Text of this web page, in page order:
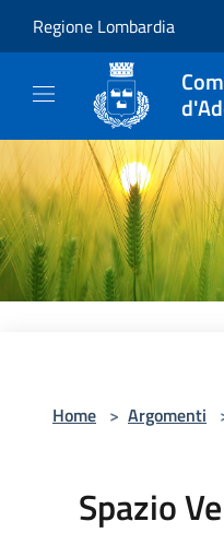
Regione Lombardia
Home > Argomenti
Spazio